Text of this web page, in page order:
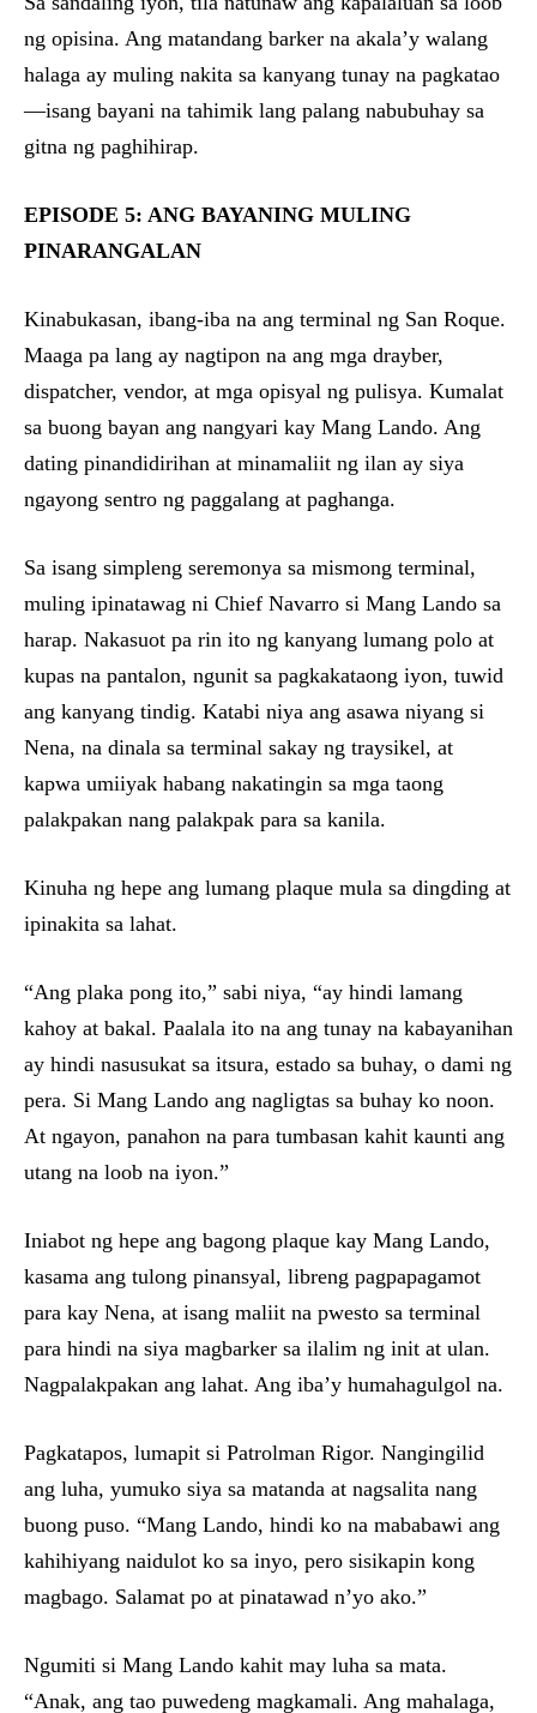
ng opisina. Ang matandang barker na akala’y walang
halaga ay muling nakita sa kanyang tunay na pagkatao
—isang bayani na tahimik lang palang nabubuhay sa
gitna ng paghihirap.
EPISODE 5: ANG BAYANING MULING
PINARANGALAN
Kinabukasan, ibang-iba na ang terminal ng San Roque.
Maaga pa lang ay nagtipon na ang mga drayber,
dispatcher, vendor, at mga opisyal ng pulisya. Kumalat
sa buong bayan ang nangyari kay Mang Lando. Ang
dating pinandidirihan at minamaliit ng ilan ay siya
ngayong sentro ng paggalang at paghanga.
Sa isang simpleng seremonya sa mismong terminal,
muling ipinatawag ni Chief Navarro si Mang Lando sa
harap. Nakasuot pa rin ito ng kanyang lumang polo at
kupas na pantalon, ngunit sa pagkakataong iyon, tuwid
ang kanyang tindig. Katabi niya ang asawa niyang si
Nena, na dinala sa terminal sakay ng traysikel, at
kapwa umiiyak habang nakatingin sa mga taong
palakpakan nang palakpak para sa kanila.
Kinuha ng hepe ang lumang plaque mula sa dingding at
ipinakita sa lahat.
“Ang plaka pong ito,” sabi niya, “ay hindi lamang
kahoy at bakal. Paalala ito na ang tunay na kabayanihan
ay hindi nasusukat sa itsura, estado sa buhay, o dami ng
pera. Si Mang Lando ang nagligtas sa buhay ko noon.
At ngayon, panahon na para tumbasan kahit kaunti ang
utang na loob na iyon.”
Iniabot ng hepe ang bagong plaque kay Mang Lando,
kasama ang tulong pinansyal, libreng pagpapagamot
para kay Nena, at isang maliit na pwesto sa terminal
para hindi na siya magbarker sa ilalim ng init at ulan.
Nagpalakpakan ang lahat. Ang iba’y humahagulgol na.
Pagkatapos, lumapit si Patrolman Rigor. Nangingilid
ang luha, yumuko siya sa matanda at nagsalita nang
buong puso. “Mang Lando, hindi ko na mababawi ang
kahihiyang naidulot ko sa inyo, pero sisikapin kong
magbago. Salamat po at pinatawad n’yo ako.”
Ngumiti si Mang Lando kahit may luha sa mata.
“Anak, ang tao puwedeng magkamali. Ang mahalaga,